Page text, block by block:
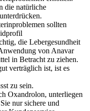
die natürliche
sollten
die Lebergesundheit
von Anavar
in Betracht zu ziehen.
verträglich ist, ist es
zu sein.
Oxandrolon, unterliegen
nur sichere und